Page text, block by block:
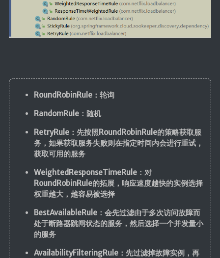
RoundRobinRule：轮询
RandomRule：随机
RetryRule：先按照RoundRobinRule的策略获取服
务，如果获取服务失败则在指定时间内会进行重试，
获取可用的服务
WeightedResponseTimeRule：对
RoundRobinRule的拓展，响应速度越快的实例选择
权重越大，越容易被选择
BestAvailableRule：会先过滤由于多次访问故障而
处于断路器跳闸状态的服务，然后选择一个并发量小
的服务
AvailabilityFilteringRule：先过滤掉故障实例，再